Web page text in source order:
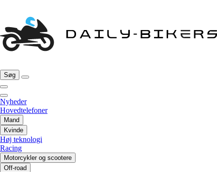
Søg
Nyheder
Hovedtelefoner
Mand
Kvinde
Høj teknologi
Racing
Motorcykler og scootere
Off-road